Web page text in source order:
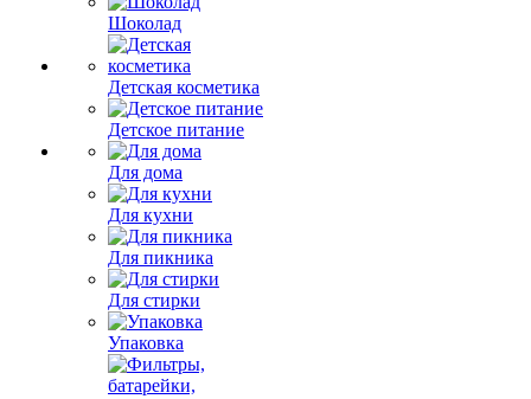
Шоколад
Детская косметика
Детское питание
Для дома
Для кухни
Для пикника
Для стирки
Упаковка